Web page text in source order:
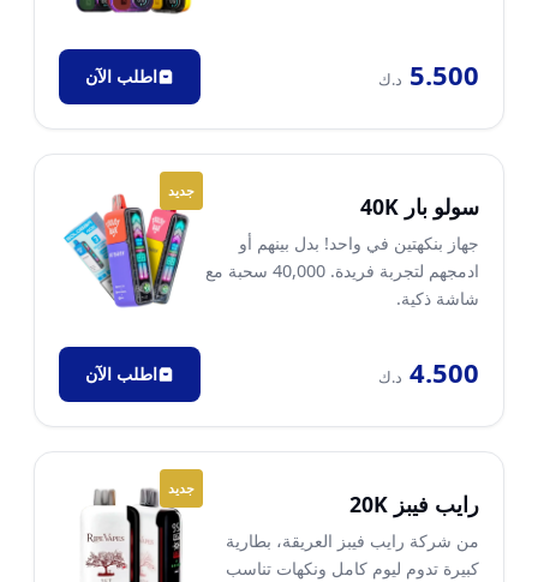
5.500 د.ك اطلب الآن
جديد
سولو بار 40K
جهاز بنكهتين في واحد! بدل بينهم أو
ادمجهم لتجربة فريدة. 40,000 سحبة مع
شاشة ذكية.
4.500 د.ك اطلب الآن
جديد
رايب فيبز 20K
من شركة رايب فيبز العريقة، بطارية
كبيرة تدوم ليوم كامل ونكهات تناسب